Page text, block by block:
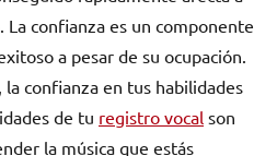
La confianza es un componente
a pesar de su ocupación.
confianza en tus habilidades
de tu registro vocal son
la música que estás